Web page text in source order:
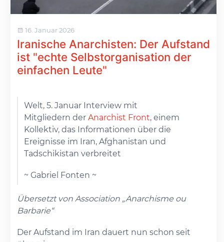
16. Januar 2026
Iranische Anarchisten: Der Aufstand
ist "echte Selbstorganisation der
einfachen Leute"
Welt, 5. Januar Interview mit
Mitgliedern derAnarchist Front, einem
Kollektiv, das Informationen über die
Ereignisse im Iran, Afghanistan und
Tadschikistan verbreitet
~ Gabriel Fonten ~
Übersetzt von Association „Anarchisme ou
Barbarie“
Der Aufstand im Iran dauert nun schon seit